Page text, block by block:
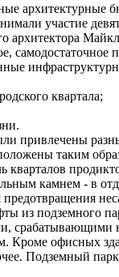
архитектурные
участие
квартала;
привлечены
таким
кварталов
камнем - в
из подземного
срабатывающими
Кроме офисных
Подземный